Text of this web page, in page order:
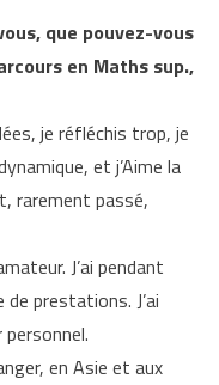
que pouvez-vous
en Maths sup.,
je réfléchis trop, je
et j’Aime la
rarement passé,
J’ai pendant
prestations. J’ai
en Asie et aux